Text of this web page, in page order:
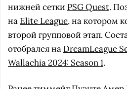
нижней сетки PSG Quest.
на Elite League, на котором
второй групповой этап.
отобрался на DreamLeague
Wallachia 2024: Season 1.